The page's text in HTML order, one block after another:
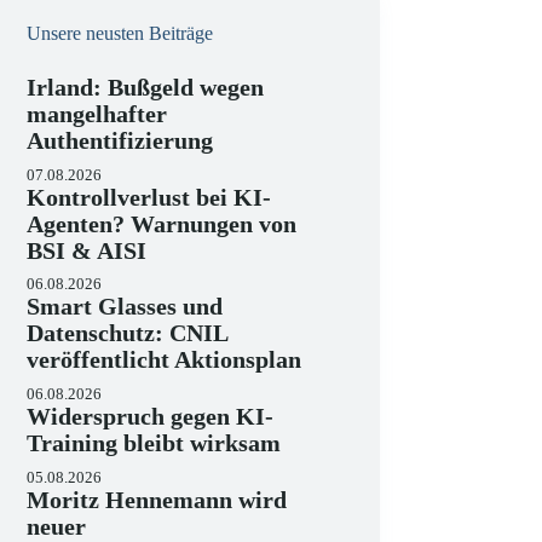
Unsere neusten Beiträge
Irland: Bußgeld wegen
mangelhafter
Authentifizierung
07.08.2026
Kontrollverlust bei KI-
Agenten? Warnungen von
BSI & AISI
06.08.2026
Smart Glasses und
Datenschutz: CNIL
veröffentlicht Aktionsplan
06.08.2026
Widerspruch gegen KI-
Training bleibt wirksam
05.08.2026
Moritz Hennemann wird
neuer